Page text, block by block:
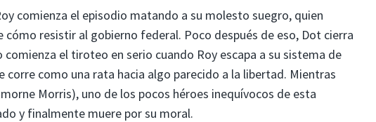
comienza el episodio matando a su molesto suegro, quien
resistir al gobierno federal. Poco después de eso, Dot cierra
el tiroteo en serio cuando Roy escapa a su sistema de
como una rata hacia algo parecido a la libertad. Mientras
Morris), uno de los pocos héroes inequívocos de esta
y finalmente muere por su moral.